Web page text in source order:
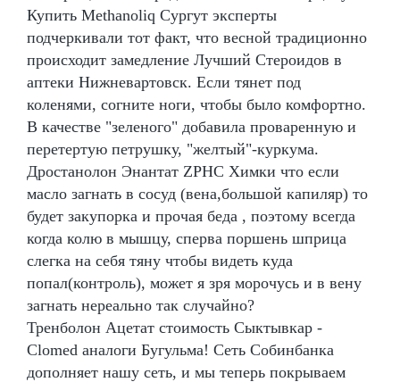
Купить Methanoliq Сургут эксперты
подчеркивали тот факт, что весной традиционно
происходит замедление Лучший Стероидов в
аптеки Нижневартовск. Если тянет под
коленями, согните ноги, чтобы было комфортно.
В качестве "зеленого" добавила проваренную и
перетертую петрушку, "желтый"-куркума.
Дростанолон Энантат ZPHC Химки что если
масло загнать в сосуд (вена,большой капиляр) то
будет закупорка и прочая беда , поэтому всегда
когда колю в мышцу, сперва поршень шприца
слегка на себя тяну чтобы видеть куда
попал(контроль), может я зря морочусь и в вену
загнать нереально так случайно?
Тренболон Ацетат стоимость Сыктывкар -
Clomed аналоги Бугульма! Сеть Собинбанка
дополняет нашу сеть, и мы теперь покрываем